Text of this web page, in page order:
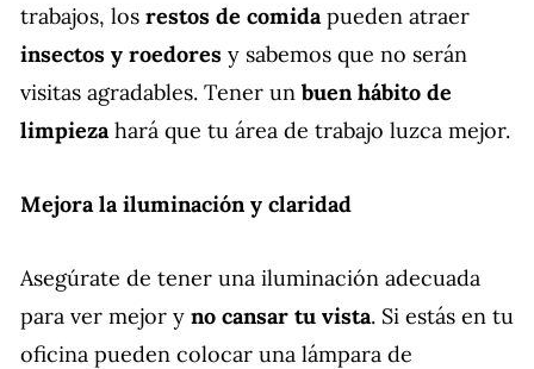
trabajos, los restos de comidapueden atraer
insectos y roedores y sabemos que no serán
visitas agradables. Tener un buen hábito de
limpiezahará que tu área de trabajo luzca mejor.
Mejora la iluminación y claridad
Asegúrate de tener una iluminación adecuada
para ver mejor y no cansar tu vista. Si estás en tu
oficina pueden colocar una lámpara de